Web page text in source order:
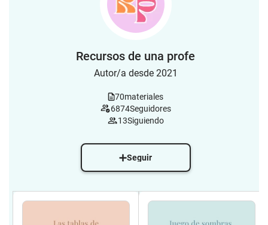
Recursos de una profe
Autor/a desde 2021
70materiales
6874Seguidores
13Siguiendo
Seguir